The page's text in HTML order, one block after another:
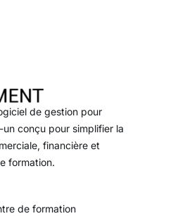
de gestion pour
conçu pour simplifier la
financière et
formation.
de formation